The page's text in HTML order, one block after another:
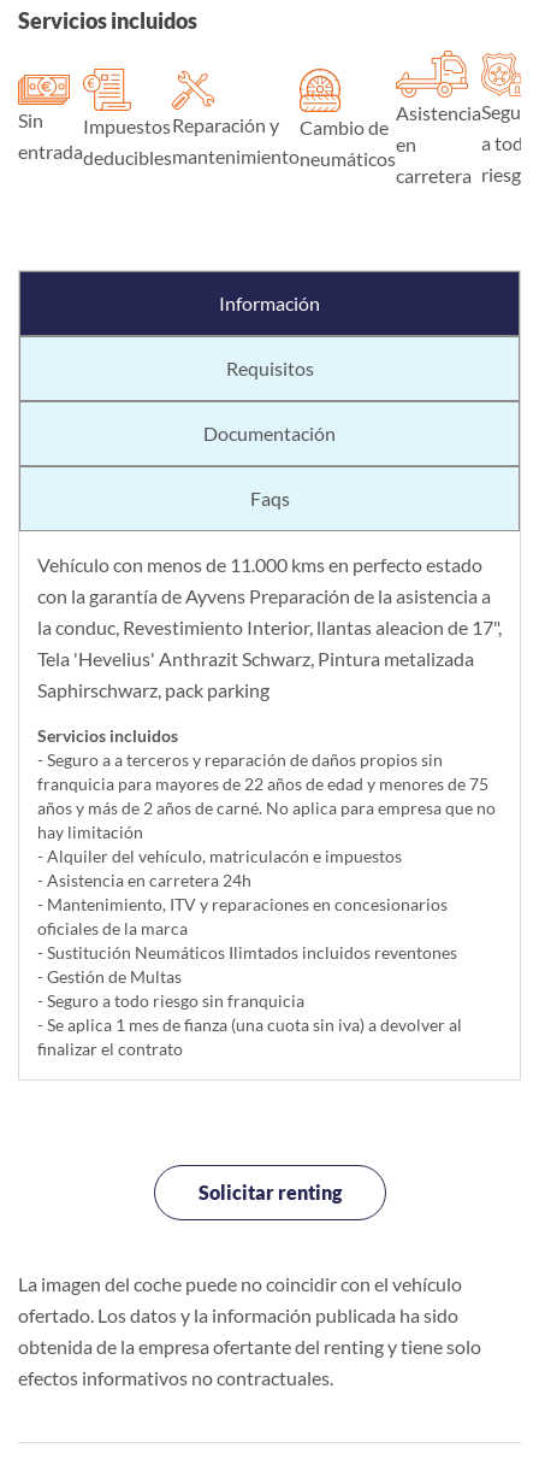
Servicios incluidos
Sin
entrada
Impuestos
deducibles
Reparación y
mantenimiento
Cambio de
neumáticos
Asistencia
en
carretera
Seguro
a todo
riesgo
Información
Requisitos
Documentación
Faqs
Vehículo con menos de 11.000 kms en perfecto estado
con la garantía de Ayvens Preparación de la asistencia a
la conduc, Revestimiento Interior, llantas aleacion de 17",
Tela 'Hevelius' Anthrazit Schwarz, Pintura metalizada
Saphirschwarz, pack parking
Servicios incluidos
- Seguro a a terceros y reparación de daños propios sin
franquicia para mayores de 22 años de edad y menores de 75
años y más de 2 años de carné. No aplica para empresa que no
hay limitación
- Alquiler del vehí­culo, matriculacón e impuestos
- Asistencia en carretera 24h
- Mantenimiento, ITV y reparaciones en concesionarios
oficiales de la marca
- Sustitución Neumáticos Ilimtados incluidos reventones
- Gestión de Multas
- Seguro a todo riesgo sin franquicia
- Se aplica 1 mes de fianza (una cuota sin iva) a devolver al
finalizar el contrato
Solicitar renting
La imagen del coche puede no coincidir con el vehículo
ofertado. Los datos y la información publicada ha sido
obtenida de la empresa ofertante del renting y tiene solo
efectos informativos no contractuales.